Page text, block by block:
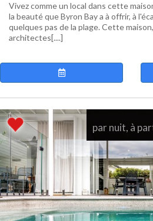
Vivez comme un local dans cette
la beauté que Byron Bay a à offrir, à
quelques pas de la plage. Cette
architectes[....]
par nuit, à